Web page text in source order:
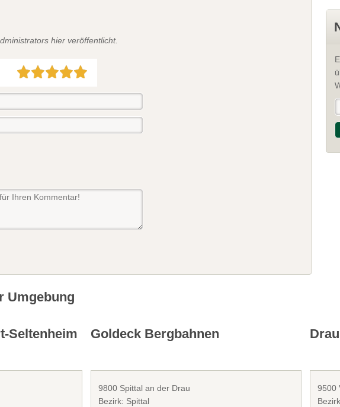
hier veröffentlicht.
Umgebung
Seltenheim Goldeck Bergbahnen
9800 Spittal an der Drau
Bezirk: Spittal
9500